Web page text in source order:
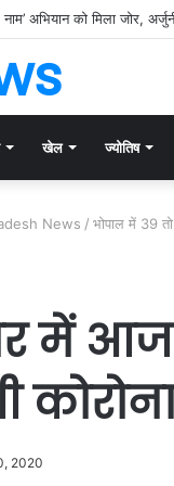
अभियान को मिला जोर,
खेल ज्योतिष
News / भोपाल में 39
में
2020